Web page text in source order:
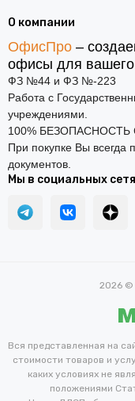
О компании
ОфисПро –
офисы для вашего
ФЗ №44 и ФЗ №-223
Работа с
учреждениями.
100% БЕЗОПАСНОСТЬ
При покупке Вы всегда
документов.
Мы в социальных
2026
Вся представленная на
стоимости товаров и
каких условиях не
положениями